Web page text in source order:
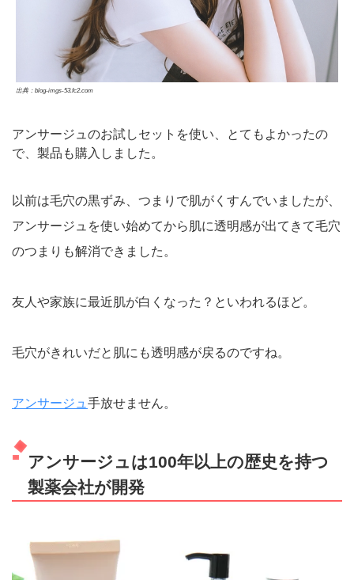
出典：blog-imgs-53.fc2.com
アンサージュのお試しセットを使い、とてもよかったの
で、製品も購入しました。
以前は毛穴の黒ずみ、つまりで肌がくすんでいましたが、
アンサージュを使い始めてから肌に透明感が出てきて毛穴
のつまりも解消できました。
友人や家族に最近肌が白くなった？といわれるほど。
毛穴がきれいだと肌にも透明感が戻るのですね。
アンサージュ 手放せません。
アンサージュは100年以上の歴史を持つ
製薬会社が開発